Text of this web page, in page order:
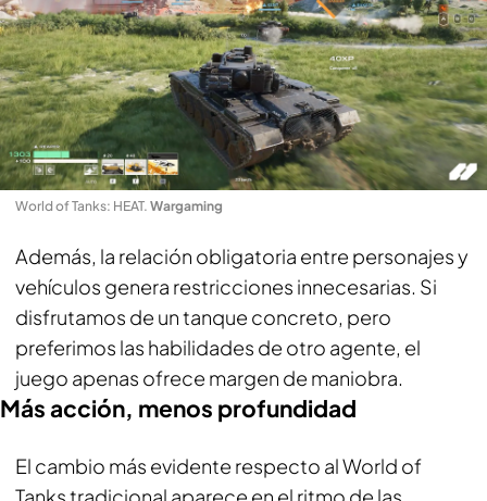
World of Tanks: HEAT. Wargaming
Además, la relación obligatoria entre personajes y
vehículos genera restricciones innecesarias. Si
disfrutamos de un tanque concreto, pero
preferimos las habilidades de otro agente, el
juego apenas ofrece margen de maniobra.
Más acción, menos profundidad
El cambio más evidente respecto al World of